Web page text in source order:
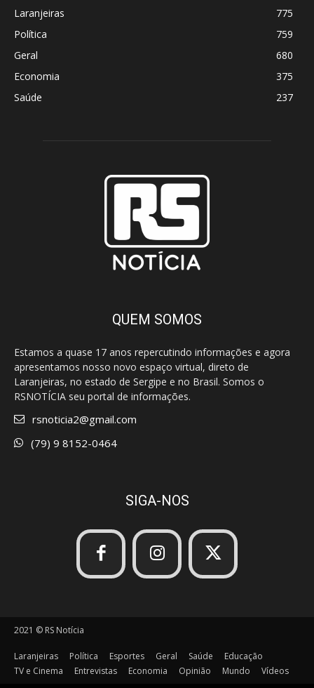
Laranjeiras
775
Política
759
Geral
680
Economia
375
Saúde
237
QUEM SOMOS
Estamos a quase 17 anos repercutindo informações e agora
apresentamos nosso novo espaço virtual, direto de
Laranjeiras, no estado de Sergipe e no Brasil. Somos o
RSNOTÍCIA seu portal de informações.
rsnoticia2@gmail.com
(79) 9 8152-0464
SIGA-NOS
2021 © RS Notícia
Laranjeiras Política Esportes Geral Saúde
Educação
TV e Cinema
Entrevistas Economia Opinião Mundo Vídeos